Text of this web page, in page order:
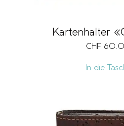
Kartenhalter
CHF
In die